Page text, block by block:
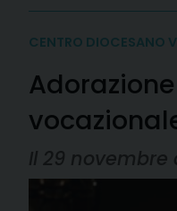
CENTRO DIOCESANO
Il 29 novembre